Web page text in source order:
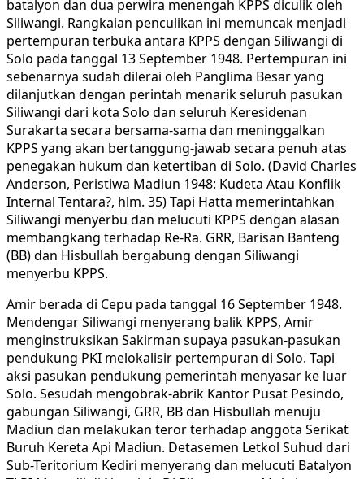
batalyon dan dua perwira menengah KPPS diculik oleh
Siliwangi. Rangkaian penculikan ini memuncak menjadi
pertempuran terbuka antara KPPS dengan Siliwangi di
Solo pada tanggal 13 September 1948. Pertempuran ini
sebenarnya sudah dilerai oleh Panglima Besar yang
dilanjutkan dengan perintah menarik seluruh pasukan
Siliwangi dari kota Solo dan seluruh Keresidenan
Surakarta secara bersama-sama dan meninggalkan
KPPS yang akan bertanggung-jawab secara penuh atas
penegakan hukum dan ketertiban di Solo. (David Charles
Anderson, Peristiwa Madiun 1948: Kudeta Atau Konflik
Internal Tentara?, hlm. 35) Tapi Hatta memerintahkan
Siliwangi menyerbu dan melucuti KPPS dengan alasan
membangkang terhadap Re-Ra. GRR, Barisan Banteng
(BB) dan Hisbullah bergabung dengan Siliwangi
menyerbu KPPS.
Amir berada di Cepu pada tanggal 16 September 1948.
Mendengar Siliwangi menyerang balik KPPS, Amir
menginstruksikan Sakirman supaya pasukan-pasukan
pendukung PKI melokalisir pertempuran di Solo. Tapi
aksi pasukan pendukung pemerintah menyasar ke luar
Solo. Sesudah mengobrak-abrik Kantor Pusat Pesindo,
gabungan Siliwangi, GRR, BB dan Hisbullah menuju
Madiun dan melakukan teror terhadap anggota Serikat
Buruh Kereta Api Madiun. Detasemen Letkol Suhud dari
Sub-Teritorium Kediri menyerang dan melucuti Batalyon